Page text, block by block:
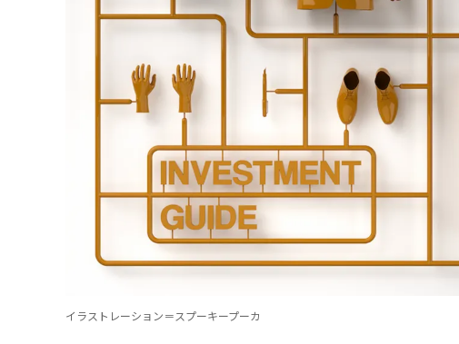
イラストレーション＝スプーキープーカ